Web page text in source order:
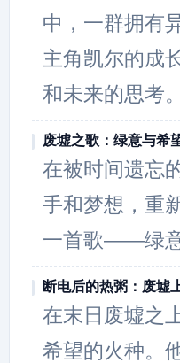
中，一群拥有
主角凯尔的成
和未来的思考
废墟之歌：绿意与希
在被时间遗忘
手和梦想，重
一首歌——绿意
断电后的热粥：废墟
在末日废墟之
希望的火种。